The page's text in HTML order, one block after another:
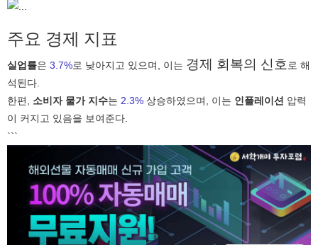
주요 경제 지표
실업률은 3.7%로 낮아지고 있으며, 이는 경제 회복의 신호 로 해
석된다.
한편, 소비자 물가 지수는 2.3% 상승하였으며, 이는 인플레이션 압력
이 커지고 있음을 보여준다.
```